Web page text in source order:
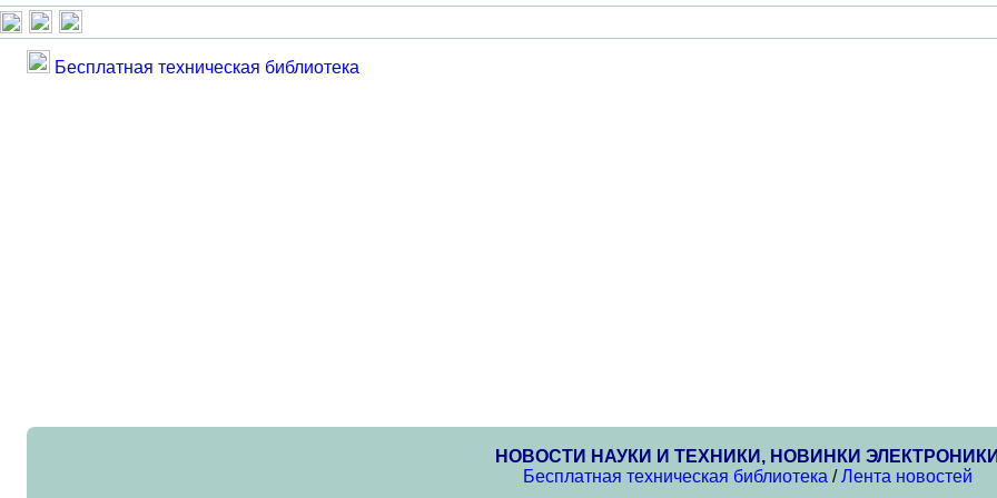
Бесплатная техническая библиотека
НОВОСТИ НАУКИ И ТЕХНИКИ, НОВИНКИ
Бесплатная техническая библиотека /Лента новостей